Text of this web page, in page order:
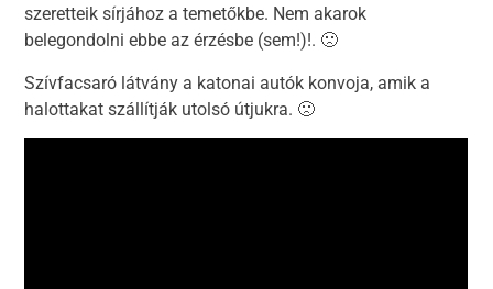
szeretteik sírjához a temetőkbe. Nem akarok
belegondolni ebbe az érzésbe (sem!)!. 🙁
Szívfacsaró látvány a katonai autók konvoja, amik a
halottakat szállítják utolsó útjukra. 🙁